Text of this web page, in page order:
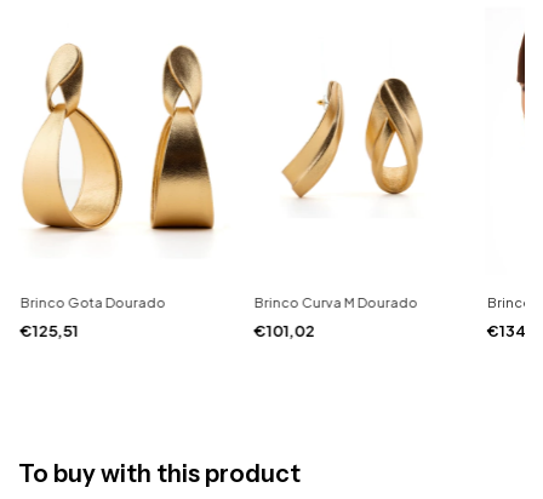
Brinco Gota Dourado
€125,51
Brinco Curva M Dourado
€101,02
Brinco
To buy with this product